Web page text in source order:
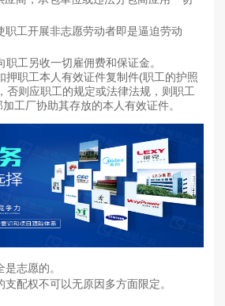
工开展非志愿劳动者即是逼迫劳动
另收一切雇佣费和保证金。
职工本人有效证件复制件(职工的护照
否则应职工的规定或法律法规，则职工
工厂协助其存放的本人有效证件。
志愿的。
权不可以无原因多方面限定。